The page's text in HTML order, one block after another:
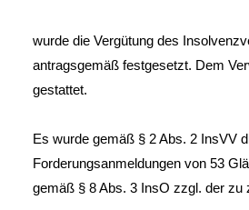
wurde die Vergütung des
antragsgemäß festgesetzt. Dem
gestattet.
Es wurde gemäß § 2 Abs. 2 InsVV
Forderungsanmeldungen von 53
gemäß § 8 Abs. 3 InsO zzgl. der zu